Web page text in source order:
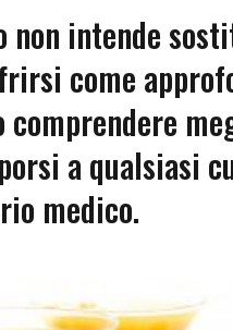
non intende
come
comprendere
a qualsiasi
medico.